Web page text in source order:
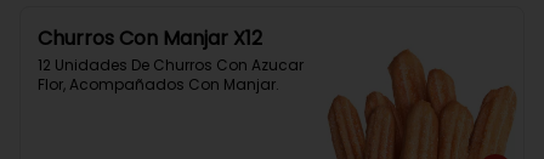
Churros Con Manjar X12
12 Unidades De Churros Con Azucar
Flor, Acompañados Con Manjar.